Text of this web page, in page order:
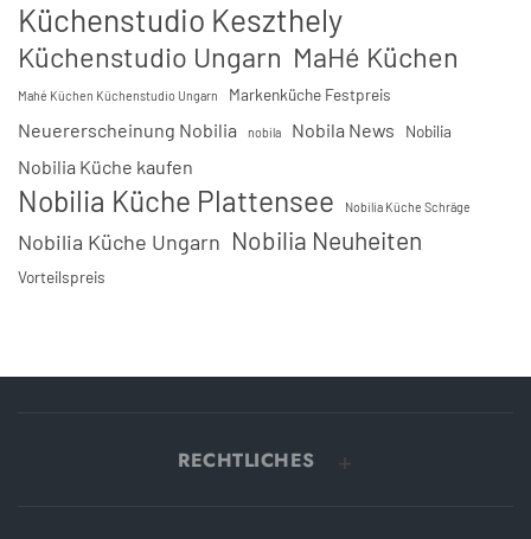
Küchenstudio Keszthely
Küchenstudio Ungarn MaHé Küchen
Mahé Küchen Küchenstudio Ungarn Markenküche Festpreis
Neuererscheinung Nobilia nobila Nobila News Nobilia
Nobilia Küche kaufen
Nobilia Küche Plattensee Nobilia Küche Schräge
Nobilia Küche Ungarn Nobilia Neuheiten
Vorteilspreis
RECHTLICHES